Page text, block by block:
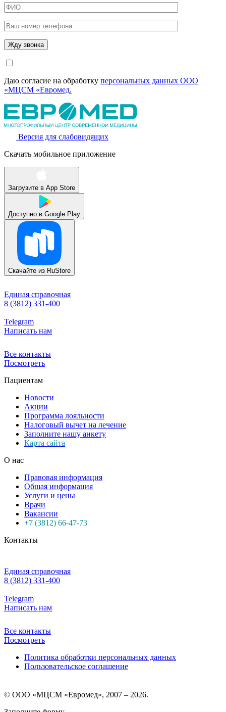
Даю согласие на обработку персональных данных ООО
«МЦСМ «Евромед.
Версия для слабовидящих
Скачать мобильное приложение
Загрузите в App Store
Доступно в Google Play
Скачайте из RuStore
Единая справочная
8 (3812) 331-400
Telegram
Написать нам
Все контакты
Посмотреть
Пациентам
Новости
Акции
Программа лояльности
Налоговый вычет на лечение
Заполните нашу анкету
Карта сайта
О нас
Правовая информация
Общая информация
Услуги и цены
Врачи
Вакансии
+7 (3812) 66-47-73
Контакты
Единая справочная
8 (3812) 331-400
Telegram
Написать нам
Все контакты
Посмотреть
Политика обработки персональных данных
Пользовательское соглашение
© ООО «МЦСМ «Евромед», 2007 – 2026.